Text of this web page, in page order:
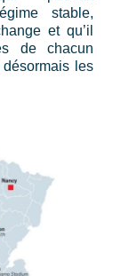
stable,
et qu’il
de chacun
les